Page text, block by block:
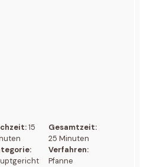
15
Gesamtzeit:
25 Minuten
Verfahren:
Pfanne